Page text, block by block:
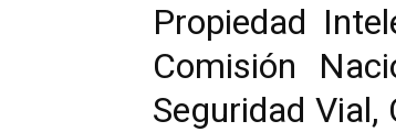
Propiedad
Comisión
Seguridad Vial,